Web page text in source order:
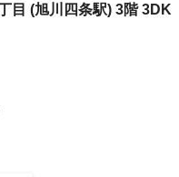
目 (旭川四条駅) 3階 3DK